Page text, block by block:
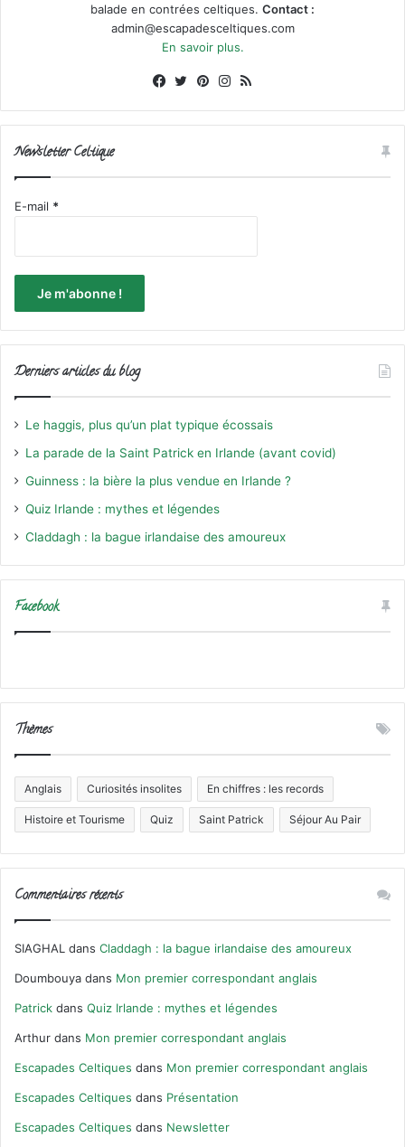
balade en contrées celtiques. Contact :
admin@escapadesceltiques.com
En savoir plus.
Facebook
X PinterestInstagram
Newsletter Celtique
E-mail *
Derniers articles du blog
Le haggis, plus qu’un plat typique écossais
La parade de la Saint Patrick en Irlande (avant covid)
Guinness : la bière la plus vendue en Irlande ?
Quiz Irlande : mythes et légendes
Claddagh : la bague irlandaise des amoureux
Facebook
Thèmes
Anglais Curiosités insolites En chiffres : les records
Histoire et Tourisme Quiz Saint Patrick Séjour Au Pair
Commentaires récents
SIAGHAL dans Claddagh : la bague irlandaise des amoureux
Doumbouya dans Mon premier correspondant anglais
Patrick dans Quiz Irlande : mythes et légendes
Arthur dans Mon premier correspondant anglais
Escapades Celtiques dans Mon premier correspondant anglais
Escapades Celtiques dans Présentation
Escapades Celtiques dans Newsletter